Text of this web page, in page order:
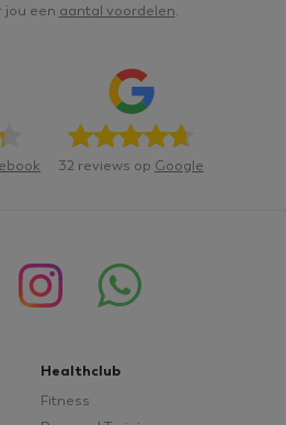
jou een aantal voordelen
32 reviews op Google
Healthclub
Fitness
betterbodieszundert.nl
Cybot A/S
betterbodieszundert.nl